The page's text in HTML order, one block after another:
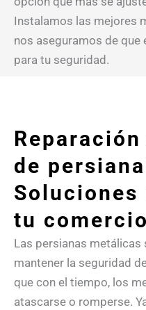
Instalamos las mejores
nos aseguramos de
para tu seguridad.
de
Soluciones
tu
Las persianas
mantener la seguridad
que con el tiempo, los
atascarse o romperse.